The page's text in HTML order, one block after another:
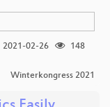
2021-02-26
148
Winterkongress 2021